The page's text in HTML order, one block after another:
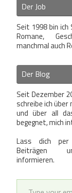
Der Job
Seit 1998 bin
Romane,
manchmal auch
Der Blog
Seit Dezember
schreibe ich über
und über all
begegnet, mich
Lass dich
Beiträgen
informieren.
Type your email…